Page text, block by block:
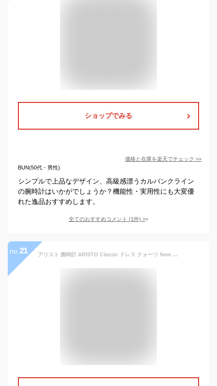
ショップでみる
価格と在庫を楽天でチェック >>
BUN(50代・男性)
シンプルで上品なデザイン、高級感漂うカルバンクライン
の腕時計はいかがでしょうか？機能性・実用性にも大変優
れた逸品おすすめします。
全てのおすすめコメント (1件) >
no. 21 アリスト 腕時計 ARISTO Classic ドレス クォーツ New 4H200S Ronda715 ドイツ時計 ドイツ製 メンズ ブランド